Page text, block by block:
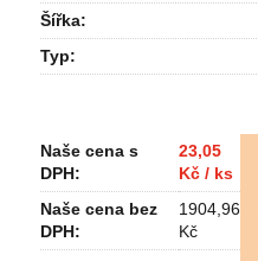
Šířka:
Typ:
Naše cena s
DPH:
23,05
Kč / ks
Naše cena bez
DPH:
1904,96
Kč